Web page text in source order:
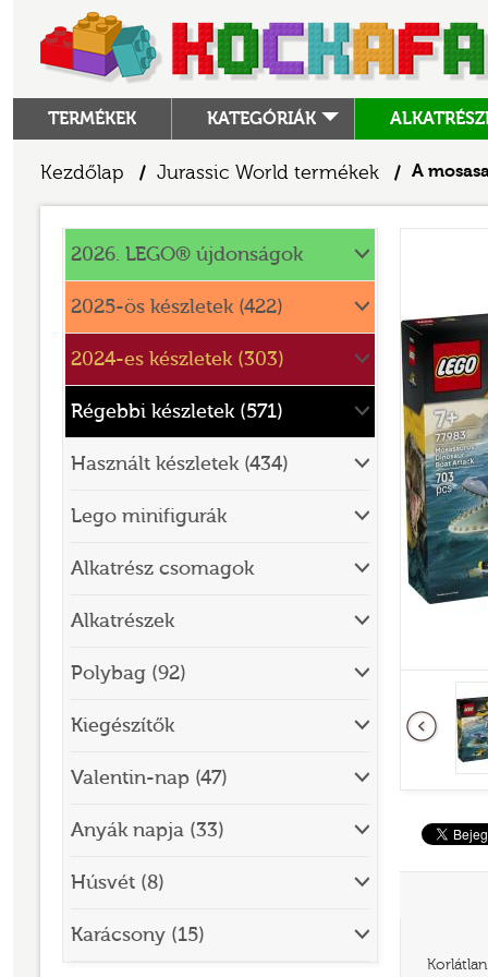
TERMÉKEK KATEGÓRIÁK
ARCHITECTURE
AVATAR
BATMAN MOVIE
BLUEY
BRICK SKETCHES
BRICKHEADZ
DUPLO®
Kezdőlap / Jurassic World termékek / A
2026. LEGO® újdonságok
2025-ös készletek (422)
2024-es készletek (303)
Régebbi készletek (571)
Használt készletek (434)
Lego minifigurák
Alkatrész csomagok
Alkatrészek
Polybag (92)
Kiegészítők
Valentin-nap (47)
Anyák napja (33)
Húsvét (8)
Karácsony (15)